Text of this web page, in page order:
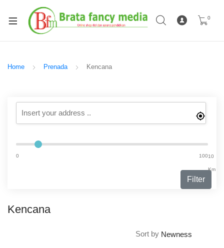
0
Home Prenada Kencana
0 10
Km
100
Filter
Kencana
Sort by